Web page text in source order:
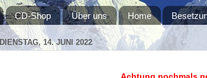
CD-Shop Über uns Home
DIENSTAG, 14. JUNI 2022